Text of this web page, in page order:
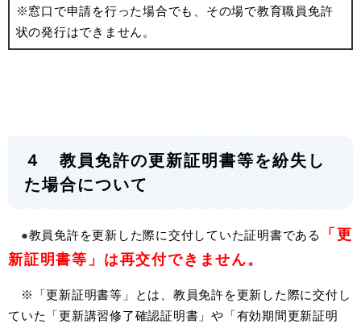
※窓口で申請を行った場合でも、その場で教育職員免許
状の発行はできません。
４ 教員免許の更新証明書等を紛失し
た場合について
●教員免許を更新した際に交付していた証明書である
「更
新証明書等」は再交付できません。
※「更新証明書等」とは、教員免許を更新した際に交付し
ていた「更新講習修了確認証明書」や「有効期間更新証明